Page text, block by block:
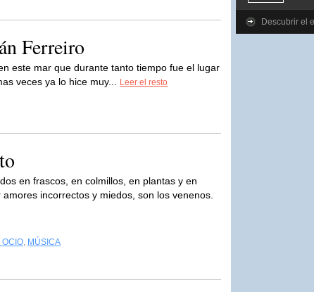
Ferreiro
este mar que durante tanto tiempo fue el lugar
veces ya lo hice muy...
Leer el resto
en frascos, en colmillos, en plantas y en
incorrectos y miedos, son los venenos.
OCIO, MÚSICA
Descubrir el